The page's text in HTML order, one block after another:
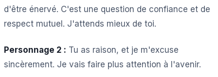
d'être énervé. C'est une question de confiance et de
respect mutuel. J'attends mieux de toi.
Personnage 2 : Tu as raison, et je m'excuse
sincèrement. Je vais faire plus attention à l'avenir.